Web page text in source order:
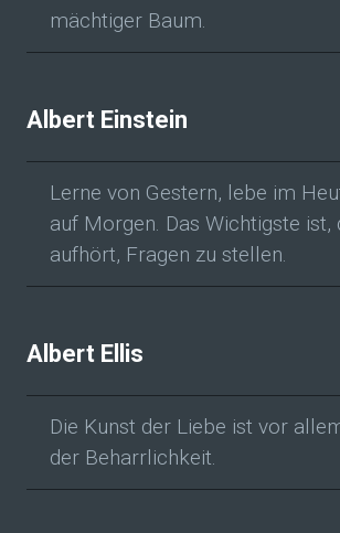
mächtiger Baum.
Albert Einstein
Lerne von Gestern, lebe im
auf Morgen. Das Wichtigste ist,
aufhört, Fragen zu stellen.
Albert Ellis
Die Kunst der Liebe ist vor
der Beharrlichkeit.